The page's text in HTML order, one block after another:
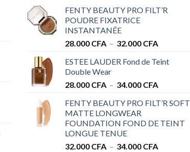
FENTY BEAUTY PRO FILT’R
POUDRE FIXATRICE
INSTANTANÉE
28.000 CFA – 32.000 CFAPlage
prix :
à
ESTEE LAUDER Fond de Teint
Double Wear
28.000 CFA – 34.000 CFAPlage
prix :
à
FENTY BEAUTY PRO FILT’R SOFT
MATTE LONGWEAR
FOUNDATION FOND DE TEINT
LONGUE TENUE
32.000 CFA – 34.000 CFAPlage